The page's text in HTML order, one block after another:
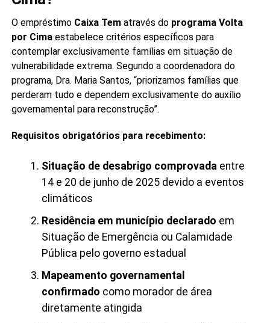
O empréstimo Caixa Tematravés do programa Volta
por Cimaestabelece critérios específicos para
contemplar exclusivamente famílias em situação de
vulnerabilidade extrema. Segundo a coordenadora do
programa, Dra. Maria Santos, “priorizamos famílias que
perderam tudo e dependem exclusivamente do auxílio
governamental para reconstrução”.
Requisitos obrigatórios para recebimento:
Situação de desabrigo comprovada entre
14 e 20 de junho de 2025 devido a eventos
climáticos
Residência em município declarado em
Situação de Emergência ou Calamidade
Pública pelo governo estadual
Mapeamento governamental
confirmado como morador de área
diretamente atingida